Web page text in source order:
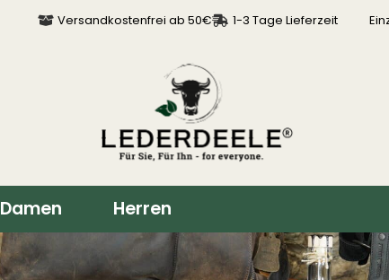
Versandkostenfrei ab 50€ 1-3 Tage Lieferzeit
Damen Herren